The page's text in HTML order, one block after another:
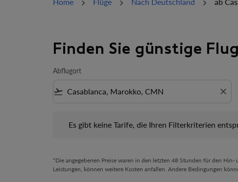
Finden Sie günstige
Abflugort
flight_takeoff close
Es gibt keine Tarife, die Ihren Filterkriterien
*Die angegebenen Preise waren in den letzten 48 Stunden für den
Leistungen, können weitere Kosten anfallen. Andere Bedingungen